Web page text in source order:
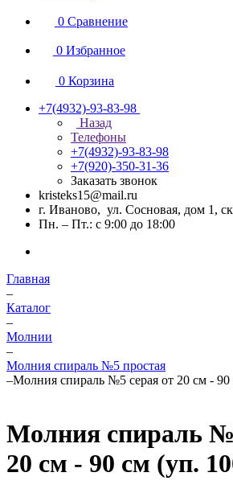
0 Сравнение
0 Избранное
0 Корзина
+7(4932)-93-83-98
Назад
Телефоны
+7(4932)-93-83-98
+7(920)-350-31-36
Заказать звонок
kristeks15@mail.ru
г. Иваново, ул. Сосновая, дом 1,
Пн. – Пт.: с 9:00 до 18:00
Главная
–
Каталог
–
Молнии
–
Молния спираль №5 простая
–Молния спираль №5 серая от 20 см -
Молния спираль
20 см - 90 см (уп.